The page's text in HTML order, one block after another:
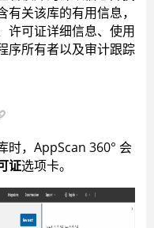
关该库的有用信息，
许可证详细信息、使用
序所有者以及审计跟踪
， AppScan 360° 会
证选项卡。